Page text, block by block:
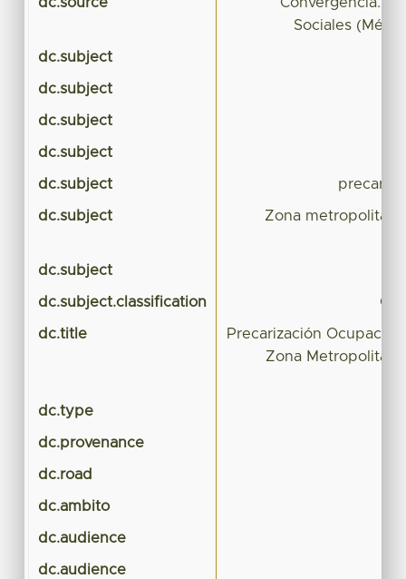
Sociales
dc.subject
dc.subject
dc.subject
dc.subject
dc.subject
dc.subject Zona
dc.subject
dc.subject.classification
dc.title
Precarización
Zona
dc.type
dc.provenance
dc.road
dc.ambito
dc.audience
dc.audience